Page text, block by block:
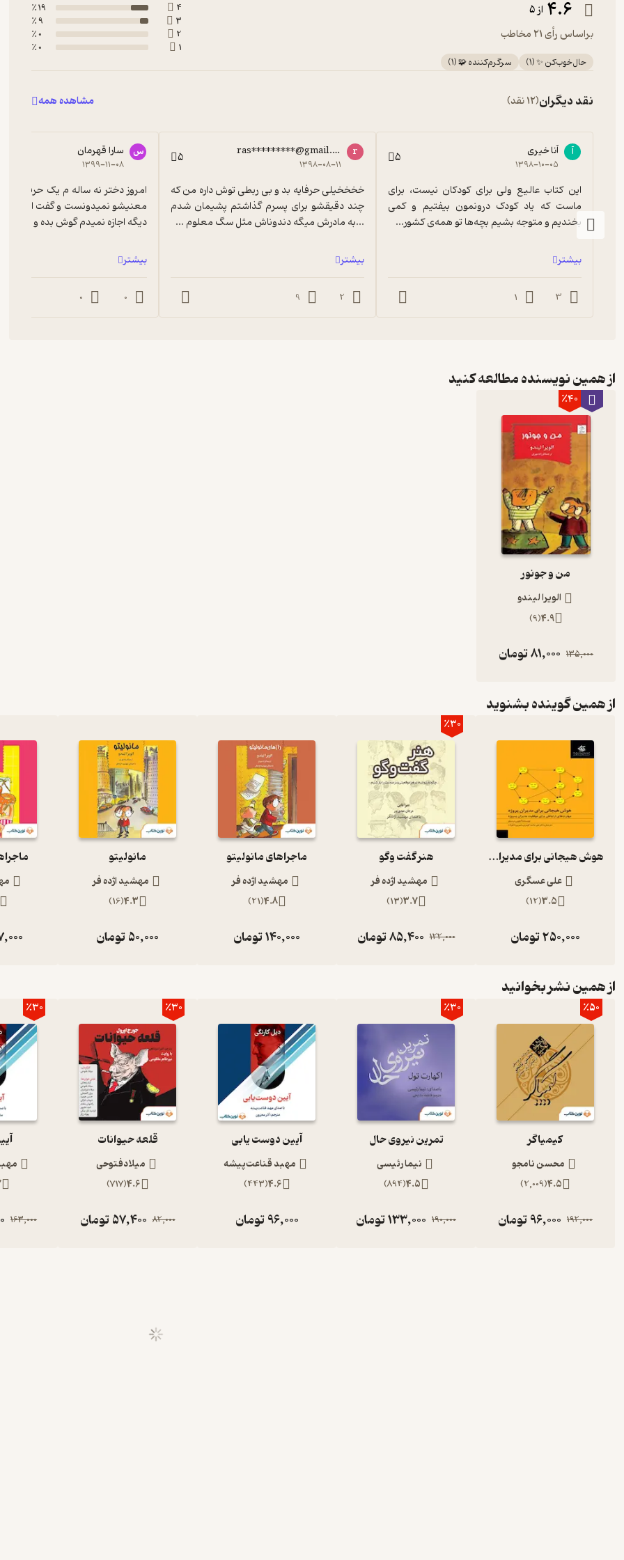
4.6 از 5
براساس رأی 21 مخاطب
حال‌خوب‌کن ✨(
1
) سرگرم‌کننده 🧩(
1
)
4
19 ٪
3
9 ٪
2
0 ٪
1
0 ٪
نقد دیگران(12 نقد) مشاهده همه
آ آنا خیری
۱۳۹۸-۱۰-۰۵ 5
بخندیم و متوجه بشیم بچه‌ها تو همه‌ی کشور...
بیشتر
3
1
r
ras*********@gmail.com
۱۳۹۸-۰۸-۱۱ 5
...به مادرش میگه دندوناش مثل سگ معلوم ...
بیشتر
2
9
س سارا قهرمان
۱۳۹۹-۱۱-۰۸
دیگه اجازه نمیدم گوش بده و البته...
بیشتر
0
0
از همین نویسنده مطالعه کنید
٪40
من و جونور
الویرا لیندو
4.9
(
9
)
135,000
81,000تومان
از همین گوینده بشنوید
هوش هیجانی برای مدیران پروژه
علی عسگری
3.5
(
12
)
250,000تومان
٪30
هنر گفت وگو
مهشید اژده فر
3.7
(
13
)
122,000
85,400تومان
ماجراهای مانولیتو
مهشید اژده فر
4.8
(
21
)
140,000تومان
مانولیتو
مهشید اژده فر
4.3
(
16
)
50,000تومان
از همین نشر بخوانید
٪50
کیمیاگر
محسن نامجو
4.5
(
2,009
)
192,000
96,000تومان
٪30
تمرین نیروی حال
نیما رئیسی
4.5
(
894
)
190,000
133,000تومان
آیین دوست یابی
مهبد قناعت‌پیشه
4.6
(
443
)
96,000تومان
٪30
قلعه حیوانات
میلادفتوحی
4.6
(
717
)
82,000
57,400تومان
٪30
163,000